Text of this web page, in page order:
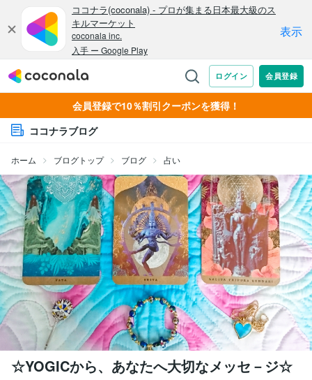
会員登録で10％割引クーポンを獲得！
ココナラブログ
ホーム ブログトップ ブログ 占い
☆YOGICから、あなたへ大切なメッセ－ジ☆